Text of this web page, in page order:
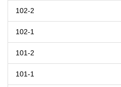
102-2
102-1
101-2
101-1